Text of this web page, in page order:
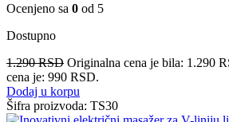
Ocenjeno sa 0 od 5
Dostupno
1.290RSD Originalna cena je bila: 1.290
cena je: 990 RSD.
Dodaj u korpu
Šifra proizvoda: TS30